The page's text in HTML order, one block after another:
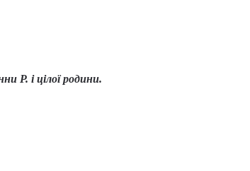
Р. і цілої родини.